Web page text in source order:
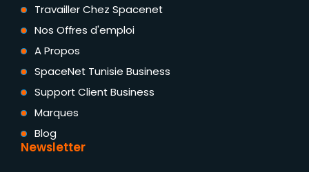
Travailler Chez Spacenet
Nos Offres d'emploi
A Propos
SpaceNet Tunisie Business
Support Client Business
Marques
Blog
Newsletter